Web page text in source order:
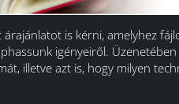
is kérni, amelyhez
igényeiről. Üzenetében
illetve azt is, hogy milyen